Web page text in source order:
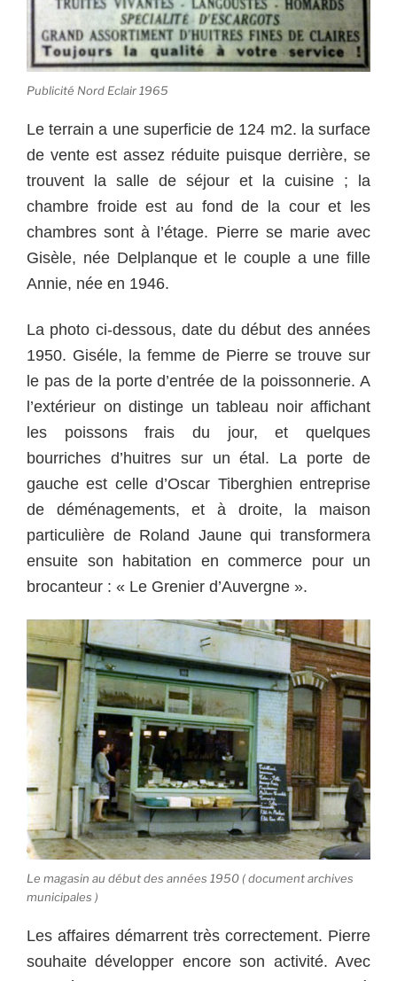
Publicité Nord Eclair 1965
Le terrain a une superficie de 124 m2. la surface
de vente est assez réduite puisque derrière, se
trouvent la salle de séjour et la cuisine ; la
chambre froide est au fond de la cour et les
chambres sont à l’étage. Pierre se marie avec
Gisèle, née Delplanque et le couple a une fille
Annie, née en 1946.
La photo ci-dessous, date du début des années
1950. Giséle, la femme de Pierre se trouve sur
le pas de la porte d’entrée de la poissonnerie. A
l’extérieur on distinge un tableau noir affichant
les poissons frais du jour, et quelques
bourriches d’huitres sur un étal. La porte de
gauche est celle d’Oscar Tiberghien entreprise
de déménagements, et à droite, la maison
particulière de Roland Jaune qui transformera
ensuite son habitation en commerce pour un
brocanteur : « Le Grenier d’Auvergne ».
Le magasin au début des années 1950 ( document archives
municipales )
Les affaires démarrent très correctement. Pierre
souhaite développer encore son activité. Avec